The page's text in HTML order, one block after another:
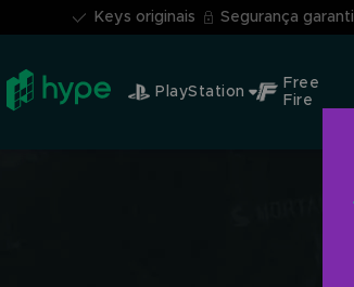
Keys originais Segurança
PlayStation
Free
Fire